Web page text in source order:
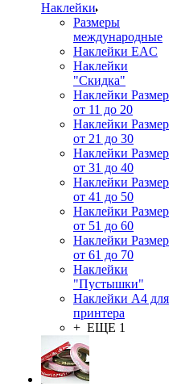
Наклейки
Размеры
международные
Наклейки EAC
Наклейки
"Скидка"
Наклейки Размер
от 11 до 20
Наклейки Размер
от 21 до 30
Наклейки Размер
от 31 до 40
Наклейки Размер
от 41 до 50
Наклейки Размер
от 51 до 60
Наклейки Размер
от 61 до 70
Наклейки
"Пустышки"
Наклейки А4 для
принтера
+ ЕЩЕ 1